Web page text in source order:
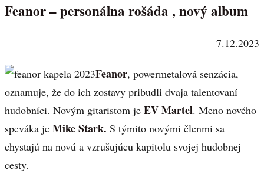
Feanor – personálna rošáda , nový album
7.12.2023
Feanor, powermetalová senzácia,
oznamuje, že do ich zostavy pribudli dvaja talentovaní
hudobníci. Novým gitaristom je EV Martel. Meno nového
speváka je Mike Stark. S týmito novými členmi sa
chystajú na novú a vzrušujúcu kapitolu svojej hudobnej
cesty.